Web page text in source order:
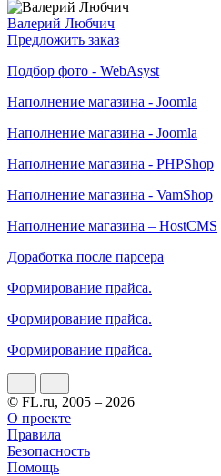
Валерий Любчич
Предложить заказ
Подбор фото - WebAsyst
Наполнение магазина - Joomla
Наполнение магазина - Joomla
Наполнение магазина - PHPShop
Наполнение магазина - VamShop
Наполнение магазина – HostCMS
Доработка после парсера
Формирование прайса.
Формирование прайса.
Формирование прайса.
© FL.ru, 2005 – 2026
О проекте
Правила
Безопасность
Помощь